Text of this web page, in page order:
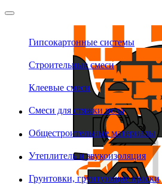
Гипсокартонные системы
Строительные смеси
Клеевые смеси
Смеси для стяжки пола
Общестроительные материалы
Утеплитель и звукоизоляция
Грунтовки, грунтующие краски